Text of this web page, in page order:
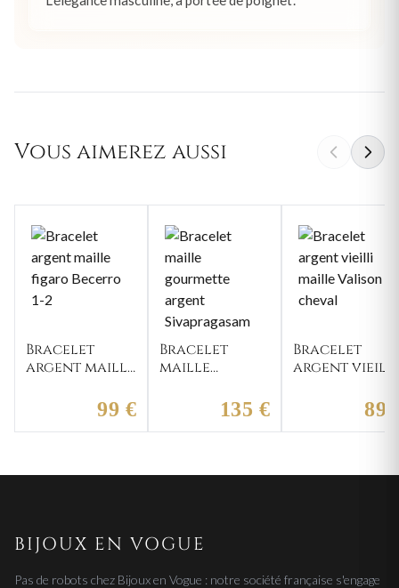
Vous aimerez aussi
Bracelet
argent maille
Becerro 1-299 €
Bracelet
maille
Sivapragasam
vieilli
135 €
Bracelet
argent vieilli
89
BIJOUX EN VOGUE
Pas de robots chez Bijoux en Vogue : notre société française s'engage